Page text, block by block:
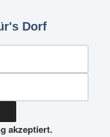
Dorf
akzeptiert.